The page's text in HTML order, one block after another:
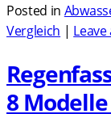
Posted in
Vergleich |
8